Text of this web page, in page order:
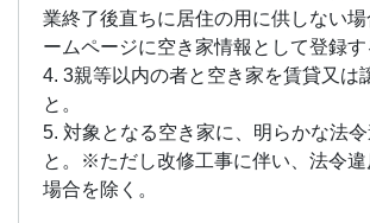
業終了後直ちに居住の用に供しない
ームページに空き家情報として登録す
4. 3親等以内の者と空き家を賃貸又は
と。
5. 対象となる空き家に、明らかな法
と。※ただし改修工事に伴い、法令違
場合を除く。